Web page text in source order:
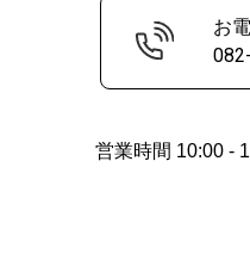
お
営業時間 10:00 -